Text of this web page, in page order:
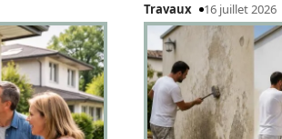
Travaux 16 juillet 2026